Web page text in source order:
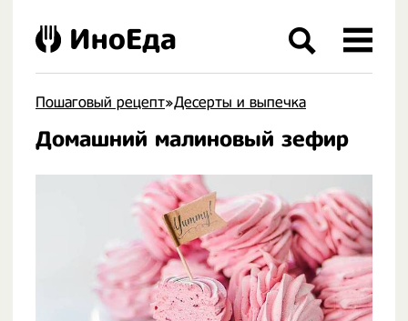
Пошаговый рецепт»Десерты и выпечка
Домашний малиновый зефир
ИноЕда